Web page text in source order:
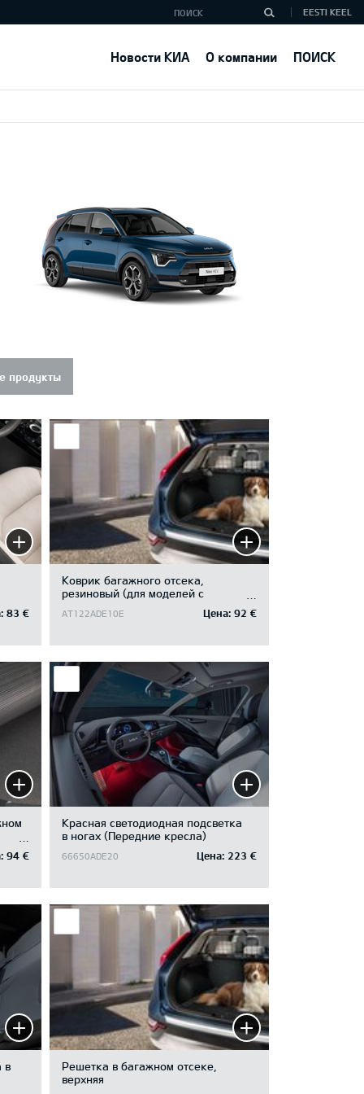
Новости КИА О компании ПОИСК
EESTI KEEL
продукты
83 €
Коврик багажного отсека,
резиновый (для моделей с
отсека)
AT122ADE10E Цена: 92 €
94 €
Красная светодиодная подсветка
в ногах (Передние кресла)
66650ADE20 Цена: 223 €
в
Решетка в багажном отсеке,
верхняя